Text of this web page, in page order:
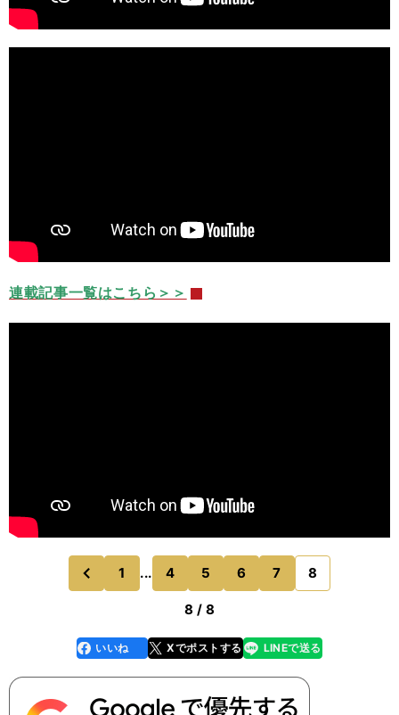
連載記事一覧はこちら＞＞
前
1 ... 4 5 6 7 8
8 / 8
faceboo
k
いいね Xでポストする
line LINEで送る